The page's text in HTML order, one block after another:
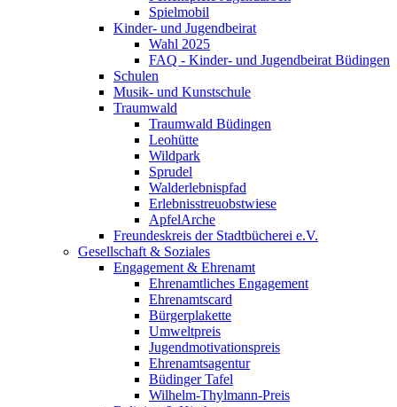
Spielmobil
Kinder- und Jugendbeirat
Wahl 2025
FAQ - Kinder- und Jugendbeirat Büdingen
Schulen
Musik- und Kunstschule
Traumwald
Traumwald Büdingen
Leohütte
Wildpark
Sprudel
Walderlebnispfad
Erlebnisstreuobstwiese
ApfelArche
Freundeskreis der Stadtbücherei e.V.
Gesellschaft & Soziales
Engagement & Ehrenamt
Ehrenamtliches Engagement
Ehrenamtscard
Bürgerplakette
Umweltpreis
Jugendmotivationspreis
Ehrenamtsagentur
Büdinger Tafel
Wilhelm-Thylmann-Preis